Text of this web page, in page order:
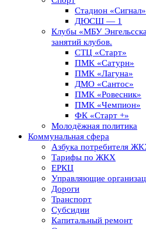
Стадион «Сигнал»
ДЮСШ — 1
Клубы «МБУ
занятий клубов.
СТЦ «Старт»
ПМК «Сатурн»
ПМК «Лагуна»
ДМО «Сантос»
ПМК «Ровесник»
ПМК «Чемпион»
ФК «Старт +»
Молодёжная политика
Коммунальная сфера
Азбука потребителя
Тарифы по ЖКХ
ЕРКЦ
Управляющие
Дороги
Транспорт
Субсидии
Капитальный ремонт